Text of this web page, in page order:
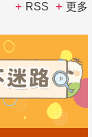
RSS 更多